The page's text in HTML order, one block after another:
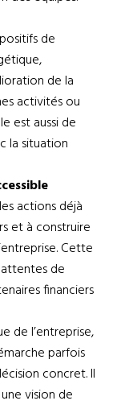
de
de la
activités ou
est aussi de
la situation
actions déjà
et à construire
Cette
de
financiers
de l’entreprise,
parfois
concret. Il
vision de